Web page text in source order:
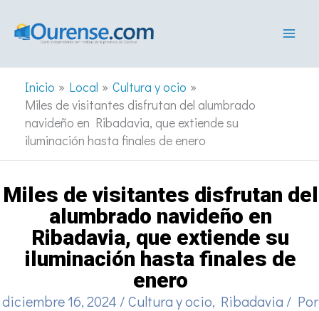
Inicio Local
Cultura y ocio
Miles de visitantes disfrutan del alumbrado
navideño en Ribadavia, que extiende su
iluminación hasta finales de enero
Miles de visitantes disfrutan del
alumbrado navideño en
Ribadavia, que extiende su
iluminación hasta finales de
enero
diciembre 16, 2024 /Cultura y ocio, Ribadavia / Por